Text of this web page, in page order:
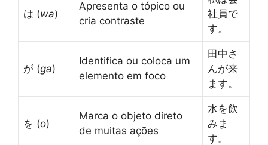
は (wa)
Apresenta o tópico ou
cria contraste
社員で
す。
が (ga)
Identifica ou coloca um
elemento em foco
田中さ
んが来
ます。
を (o)
Marca o objeto direto
de muitas ações
水を飲
みま
す。